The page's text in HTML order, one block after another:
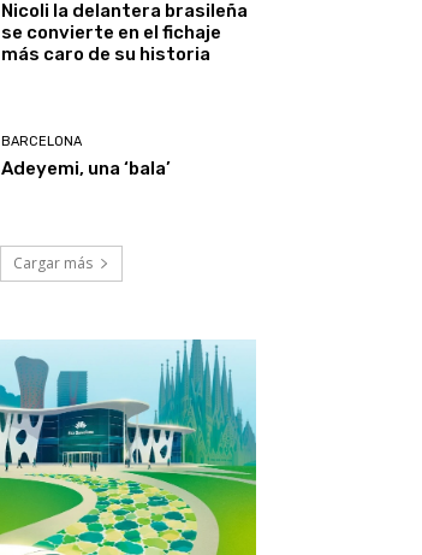
Nicoli la delantera brasileña
se convierte en el fichaje
más caro de su historia
BARCELONA
Adeyemi, una ‘bala’
Cargar más